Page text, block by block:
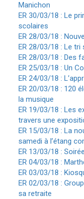
Manichon
ER 30/03/18 : Le
scolaires
ER 28/03/18 :
ER 28/03/18 : Le
ER 28/03/18 : Des
ER 25/03/18 : Un
ER 24/03/18 :
ER 20/03/18 : 120
la musique
ER 19/03/18 : Les
travers une
ER 15/03/18 : La
samedi à l’étang
ER 13/03/18 :
ER 04/03/18 :
ER 03/03/18 :
ER 02/03/18 :
sa retraite